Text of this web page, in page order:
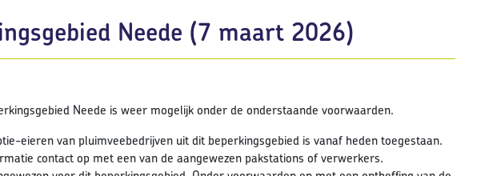
Neede (7 maart 2026)
Neede is weer mogelijk onder de onderstaande voorwaarden.
eieren van pluimveebedrijven uit dit beperkingsgebied is vanaf heden toegestaan.
contact op met een van de aangewezen pakstations of verwerkers.